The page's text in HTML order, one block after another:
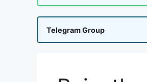
Telegram Group